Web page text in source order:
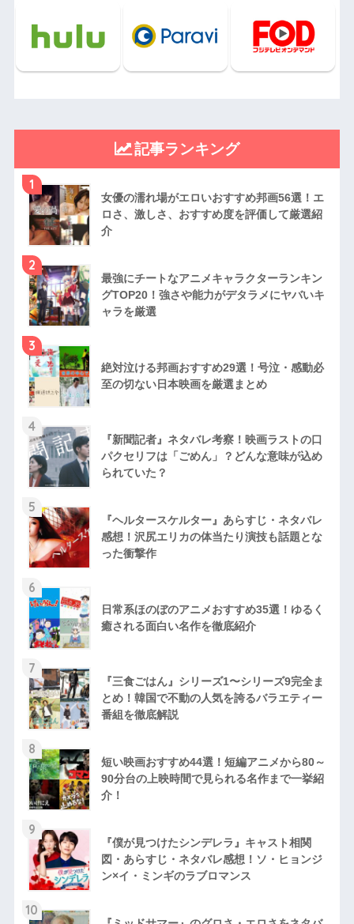
記事ランキング
1
女優の濡れ場がエロいおすすめ邦画56選！エ
ロさ、激しさ、おすすめ度を評価して厳選紹
介
2
最強にチートなアニメキャラクターランキン
グTOP20！強さや能力がデタラメにヤバいキ
ャラを厳選
3
絶対泣ける邦画おすすめ29選！号泣・感動必
至の切ない日本映画を厳選まとめ
4
『新聞記者』ネタバレ考察！映画ラストの口
パクセリフは「ごめん」？どんな意味が込め
られていた？
5
『ヘルタースケルター』あらすじ・ネタバレ
感想！沢尻エリカの体当たり演技も話題とな
った衝撃作
6
日常系ほのぼのアニメおすすめ35選！ゆるく
癒される面白い名作を徹底紹介
7
『三食ごはん』シリーズ1〜シリーズ9完全ま
とめ！韓国で不動の人気を誇るバラエティー
番組を徹底解説
8
短い映画おすすめ44選！短編アニメから80～
90分台の上映時間で見られる名作まで一挙紹
介！
9
『僕が見つけたシンデレラ』キャスト相関
図・あらすじ・ネタバレ感想！ソ・ヒョンジ
ン×イ・ミンギのラブロマンス
10